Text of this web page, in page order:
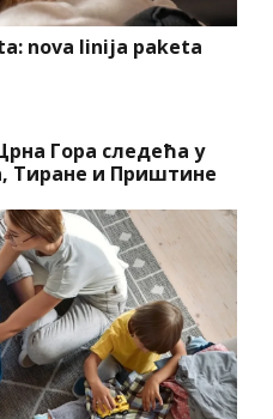
nova linija paketa
Гора следећа у
Тиране и Приштине